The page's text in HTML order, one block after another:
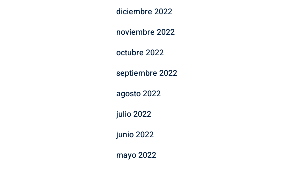
diciembre 2022
noviembre 2022
octubre 2022
septiembre 2022
agosto 2022
julio 2022
junio 2022
mayo 2022